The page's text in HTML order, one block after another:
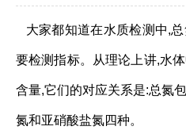
大家都知道在水质检测中,
要检测指标。从理论上讲,水
含量,它们的对应关系是:总氮
氮和亚硝酸盐氮四种。